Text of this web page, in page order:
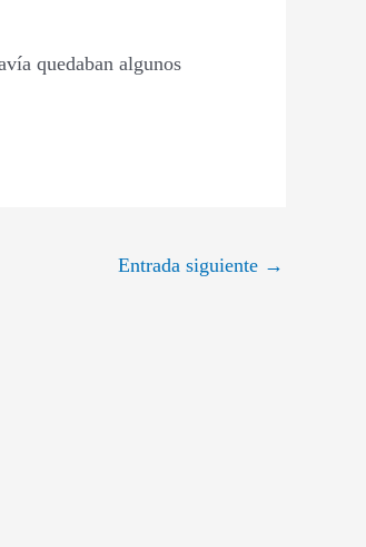
quedaban algunos
Entrada siguiente →